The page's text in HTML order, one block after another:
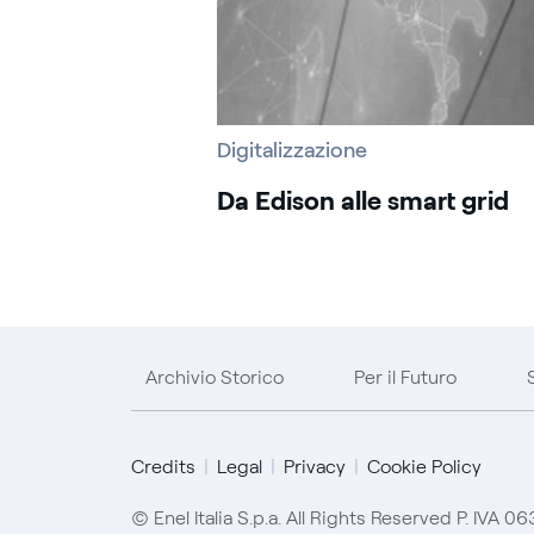
Digitalizzazione
Da Edison alle smart grid
Archivio Storico Per il Futuro
Credits Legal Privacy Cookie Policy
© Enel Italia S.p.a. All Rights Reserved P. IVA